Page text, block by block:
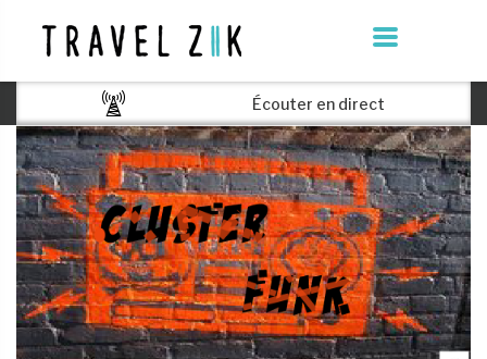
Écouter en direct